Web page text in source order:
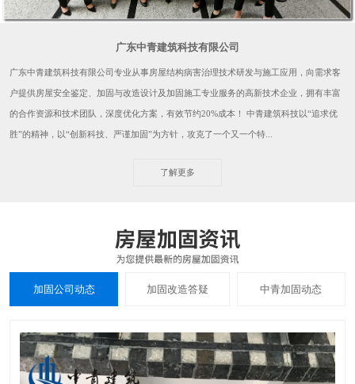
广东中青建筑科技有限公司
广东中青建筑科技有限公司专业从事房屋结构病害治理技术研发与施工应用，向需求客
户提供房屋安全鉴定、加固与改造设计及加固施工专业服务的高新技术企业，拥有丰富
的合作资源和技术团队，深度优化方案，有效节约20%成本！ 中青建筑科技以“追求优
胜”的精神，以“创新科技、严谨加固”为方针，攻克了一个又一个特...
了解更多
加固公司动态 加固改造答疑 中青加固动态